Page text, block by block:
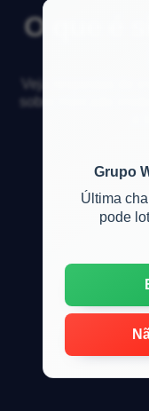
Grupo
Última
pode
O que é
Veja respostas de
sobre mercado